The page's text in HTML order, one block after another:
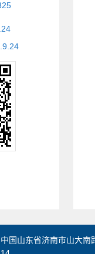
24
9 24
国山东省济南市山大